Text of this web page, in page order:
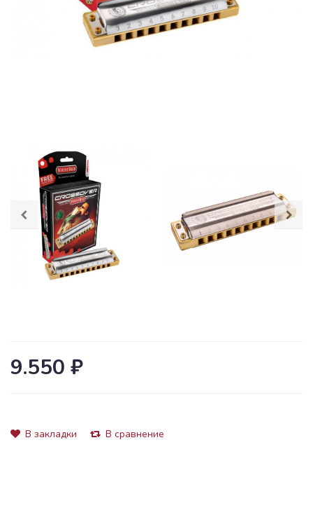
9.550 ₽
В закладки В сравнение